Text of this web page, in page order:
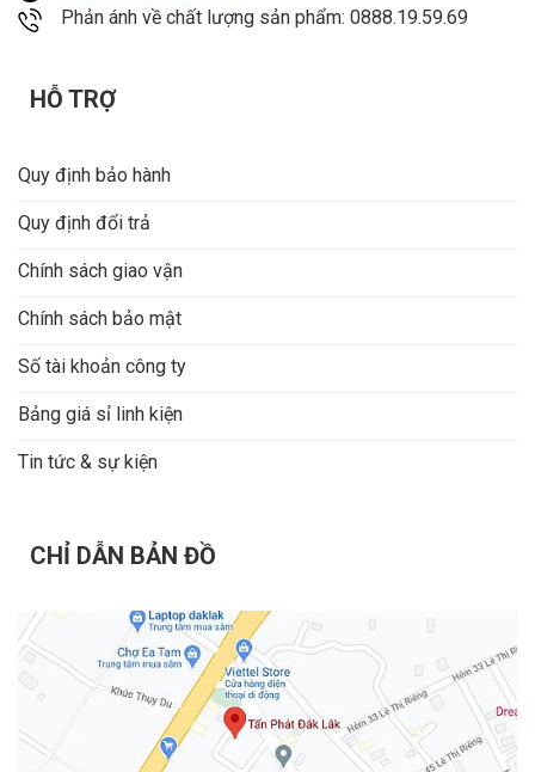
Phản ánh về chất lượng sản phẩm: 0888.19.59.69
HỖ TRỢ
Quy định bảo hành
Quy định đổi trả
Chính sách giao vận
Chính sách bảo mật
Số tài khoản công ty
Bảng giá sỉ linh kiện
Tin tức & sự kiện
CHỈ DẪN BẢN ĐỒ